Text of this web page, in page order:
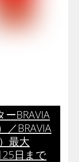
ーBRAVIA
／BRAVIA
最大
日まで